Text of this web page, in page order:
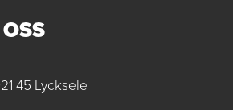
45 Lycksele